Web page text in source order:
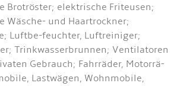
Brotröster; elektrische Friteusen;
Wäsche- und Haartrockner;
Luftbe-feuchter, Luftreiniger;
Trinkwasserbrunnen; Ventilatoren
Gebrauch; Fahrräder, Motorrä-
Lastwägen, Wohnmobile,